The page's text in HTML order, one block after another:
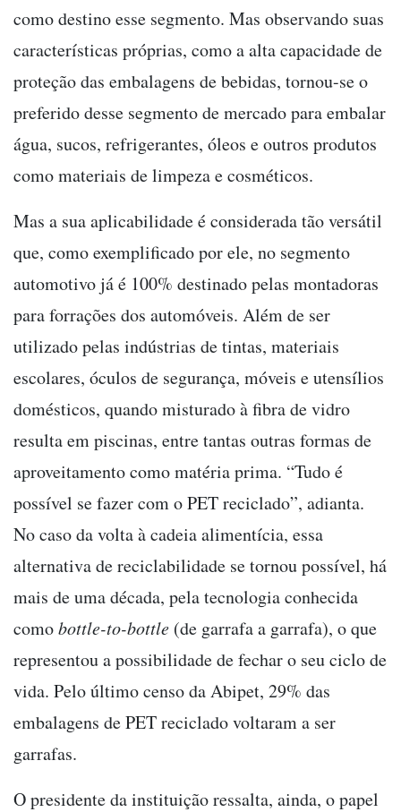
como destino esse segmento. Mas observando suas
características próprias, como a alta capacidade de
proteção das embalagens de bebidas, tornou-se o
preferido desse segmento de mercado para embalar
água, sucos, refrigerantes, óleos e outros produtos
como materiais de limpeza e cosméticos.
Mas a sua aplicabilidade é considerada tão versátil
que, como exemplificado por ele, no segmento
automotivo já é 100% destinado pelas montadoras
para forrações dos automóveis. Além de ser
utilizado pelas indústrias de tintas, materiais
escolares, óculos de segurança, móveis e utensílios
domésticos, quando misturado à fibra de vidro
resulta em piscinas, entre tantas outras formas de
aproveitamento como matéria prima. “Tudo é
possível se fazer com o PET reciclado”, adianta.
No caso da volta à cadeia alimentícia, essa
alternativa de reciclabilidade se tornou possível, há
mais de uma década, pela tecnologia conhecida
comobottle-to-bottle (de garrafa a garrafa), o que
representou a possibilidade de fechar o seu ciclo de
vida. Pelo último censo da Abipet, 29% das
embalagens de PET reciclado voltaram a ser
garrafas.
O presidente da instituição ressalta, ainda, o papel